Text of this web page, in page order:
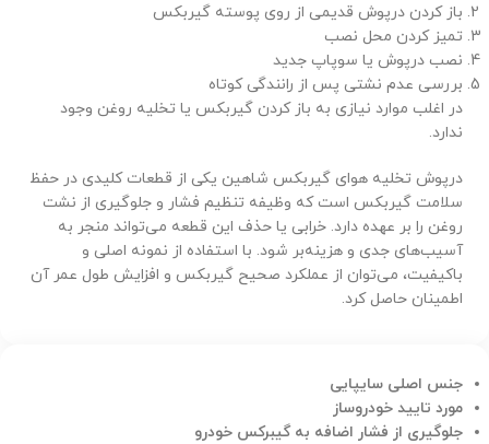
باز کردن درپوش قدیمی از روی پوسته گیربکس
تمیز کردن محل نصب
نصب درپوش یا سوپاپ جدید
بررسی عدم نشتی پس از رانندگی کوتاه
در اغلب موارد نیازی به باز کردن گیربکس یا تخلیه روغن وجود
ندارد.
درپوش تخلیه هوای گیربکس شاهین یکی از قطعات کلیدی در حفظ
سلامت گیربکس است که وظیفه تنظیم فشار و جلوگیری از نشت
روغن را بر عهده دارد. خرابی یا حذف این قطعه می‌تواند منجر به
آسیب‌های جدی و هزینه‌بر شود. با استفاده از نمونه اصلی و
باکیفیت، می‌توان از عملکرد صحیح گیربکس و افزایش طول عمر آن
اطمینان حاصل کرد.
جنس اصلی سایپایی
مورد تایید خودروساز
جلوگیری از فشار اضافه به گیبرکس خودرو